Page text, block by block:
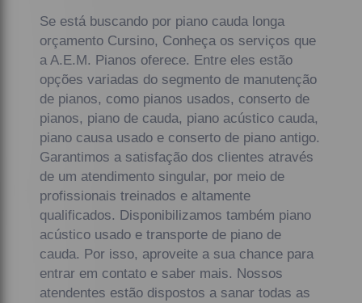
Se está buscando por piano cauda longa
orçamento Cursino, Conheça os serviços que
a A.E.M. Pianos oferece. Entre eles estão
opções variadas do segmento de manutenção
de pianos, como pianos usados, conserto de
pianos, piano de cauda, piano acústico cauda,
piano causa usado e conserto de piano antigo.
Garantimos a satisfação dos clientes através
de um atendimento singular, por meio de
profissionais treinados e altamente
qualificados. Disponibilizamos também piano
acústico usado e transporte de piano de
cauda. Por isso, aproveite a sua chance para
entrar em contato e saber mais. Nossos
atendentes estão dispostos a sanar todas as